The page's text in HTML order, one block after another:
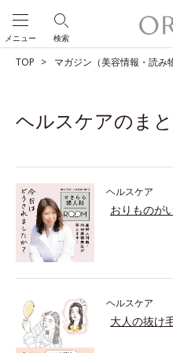
検索
メニュー
TOP マガジン（美容情報・読み
ヘルスケアのま
ヘルスケア
おりものが
ヘルスケア
大人の抜け